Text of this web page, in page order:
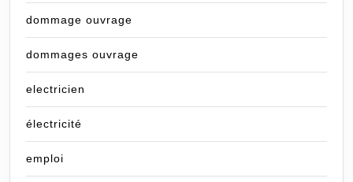
dommage ouvrage
dommages ouvrage
electricien
électricité
emploi